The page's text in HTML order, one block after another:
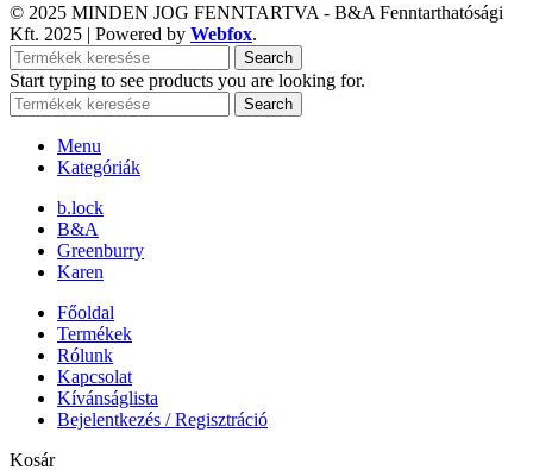
© 2025 MINDEN JOG FENNTARTVA - B&A Fenntarthatósági
Kft. 2025 | Powered by Webfox.
Search
Start typing to see products you are looking for.
Search
Menu
Kategóriák
b.lock
B&A
Greenburry
Karen
Főoldal
Termékek
Rólunk
Kapcsolat
Kívánságlista
Bejelentkezés / Regisztráció
Kosár